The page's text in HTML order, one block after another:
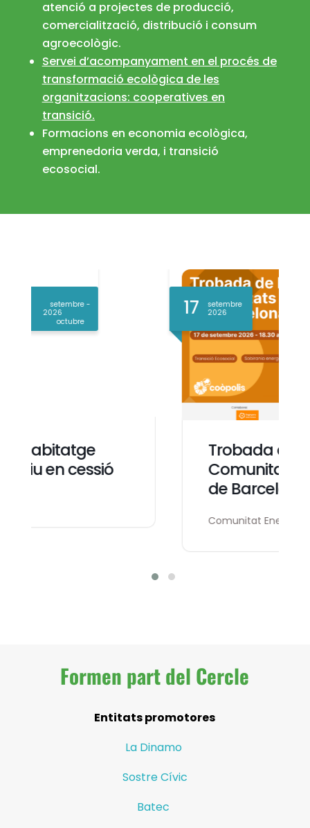
atenció a projectes de producció,
comercialització, distribució i consum
agroecològic.
Servei d’acompanyament en el procés de
transformació ecològica de les
organitzacions: cooperatives en
transició.
Formacions en economia ecològica,
emprenedoria verda, i transició
ecosocial.
17
setembre
Trobada de la Xarxa de
Comunitats Energètiques
Comunitat Energètica del Guinardó
Formen part del Cercle
Entitats promotores
La Dinamo
Sostre Cívic
Batec